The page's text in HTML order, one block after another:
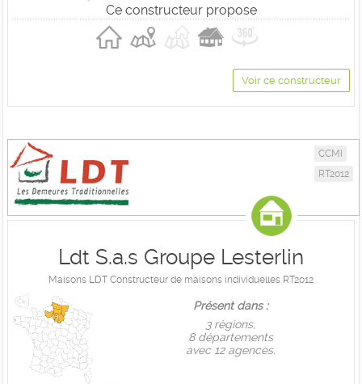
Ce constructeur propose
Voir ce constructeur
CCMI
RT2012
Ldt S.a.s Groupe Lesterlin
Maisons LDT Constructeur de maisons individuelles RT2012
Présent dans :
3 règions,
8 départements
avec 12 agences.